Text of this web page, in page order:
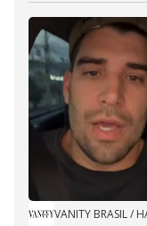
VANITY BRASIL/